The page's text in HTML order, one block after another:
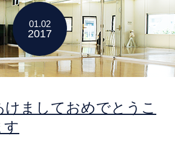
01.02
2017
けましておめでとうこ
す